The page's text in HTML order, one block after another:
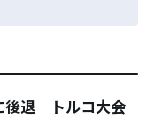
後退 トルコ大会